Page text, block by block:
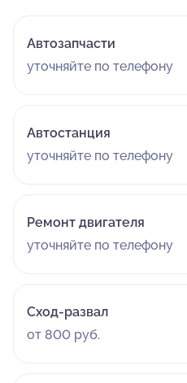
Автозапчасти
уточняйте по телефону
Автостанция
уточняйте по телефону
Ремонт двигателя
уточняйте по телефону
Сход-развал
от 800 руб.